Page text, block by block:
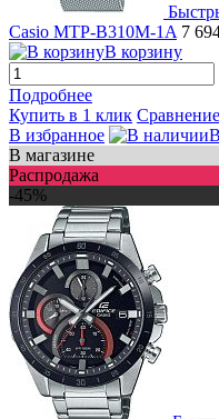
Casio MTP-B310M-1A 7
В корзину
Подробнее
Купить в 1 клик Сравнение
В избранное
В магазине
Распродажа
-45%